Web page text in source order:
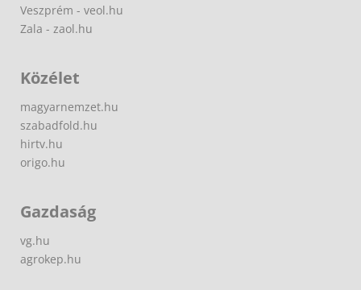
Veszprém - veol.hu
Zala - zaol.hu
Közélet
magyarnemzet.hu
szabadfold.hu
hirtv.hu
origo.hu
Gazdaság
vg.hu
agrokep.hu